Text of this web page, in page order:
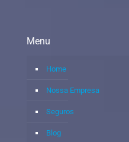
Menu
Home
Nossa Empresa
Seguros
Blog